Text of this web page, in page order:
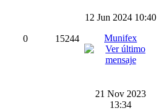
0 15244
12 Jun 2024 10:40
Munifex
21 Nov 2023
13:34